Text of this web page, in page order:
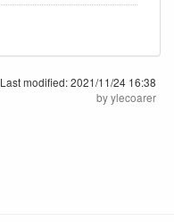
Last modified:2021/11/24 16:38
byylecoarer